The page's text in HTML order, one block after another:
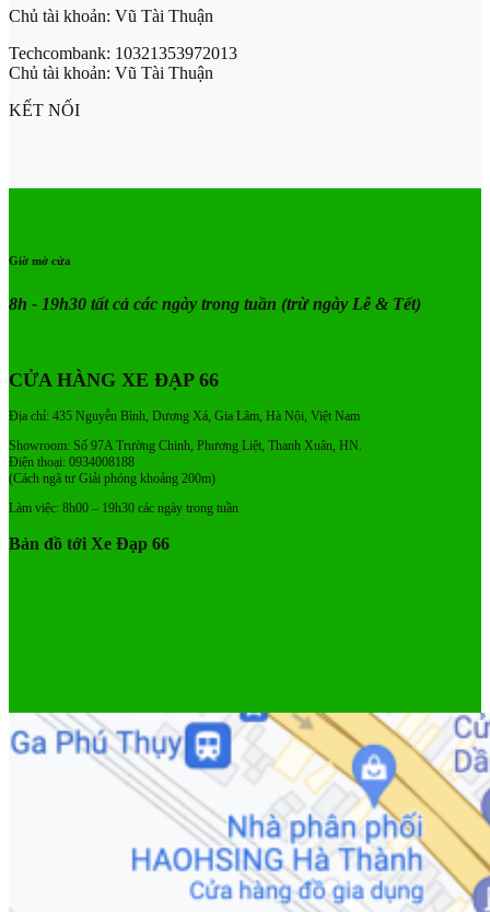
Chủ tài khoản: Vũ Tài Thuận
Techcombank: 10321353972013
Chủ tài khoản: Vũ Tài Thuận
KẾT NỐI
Giờ mở cửa
8h - 19h30 tất cả các ngày trong tuần (trừ ngày Lễ & Tết)
CỬA HÀNG XE ĐẠP 66
Địa chỉ: 435 Nguyễn Bình, Dương Xá, Gia Lâm, Hà Nội, Việt Nam
Showroom: Số 97A Trường Chinh, Phương Liệt, Thanh Xuân, HN.
Điện thoại: 0934008188
(Cách ngã tư Giải phóng khoảng 200m)
Làm việc: 8h00 – 19h30 các ngày trong tuần
Bản đồ tới Xe Đạp 66